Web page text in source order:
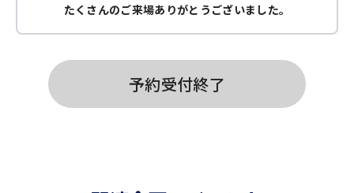
たくさんのご来場ありがとうございました。
予約受付終了